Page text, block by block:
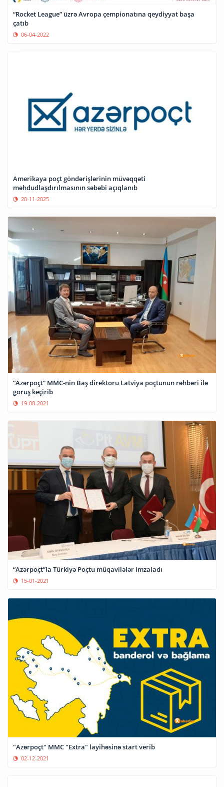
“Rocket League” üzrə Avropa çempionatına qeydiyyat başa
çatıb
06-04-2022
Amerikaya poçt göndərişlərinin müvəqqəti
məhdudlaşdırılmasının səbəbi açıqlanıb
20-11-2025
“Azərpoçt” MMC-nin Baş direktoru Latviya poçtunun rəhbəri ilə
görüş keçirib
19-08-2021
“Azərpoçt”la Türkiyə Poçtu müqavilələr imzaladı
15-01-2021
"Azərpoçt" MMC "Extra" layihəsinə start verib
02-12-2021